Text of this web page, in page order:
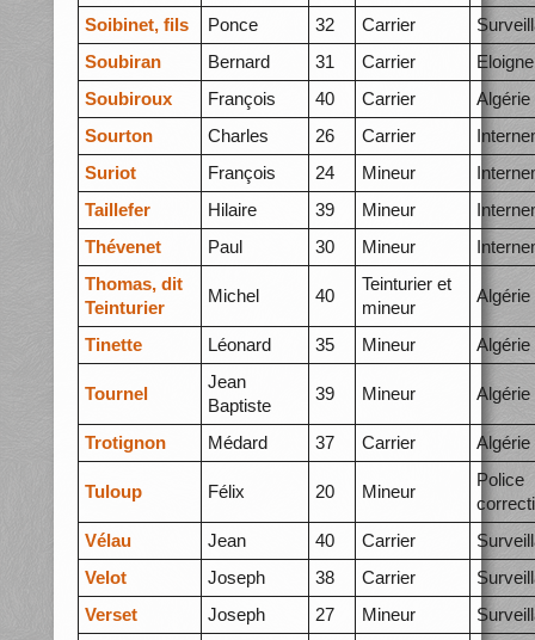
Soibinet, fils
Ponce 32 Carrier
Soubiran
Bernard 31 Carrier
Soubiroux
François 40 Carrier
Sourton
Charles 26 Carrier
Suriot
François 24 Mineur
Taillefer
Hilaire 39 Mineur
Thévenet
Paul 30 Mineur
Thomas, dit
Teinturier
Michel 40
Teinturier et
mineur
Tinette Léonard 35 Mineur
Tournel
Jean
Baptiste
39 Mineur
Trotignon Médard 37 Carrier Algérie
Tuloup Félix 20 Mineur
Police
Vélau
Jean 40 Carrier
Velot
Joseph 38 Carrier
Verset
Joseph 27 Mineur